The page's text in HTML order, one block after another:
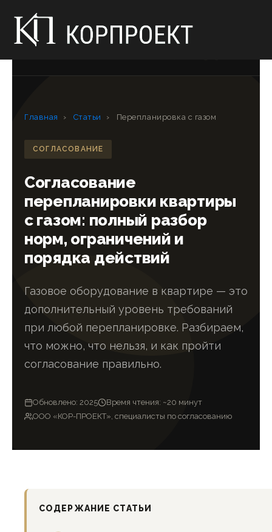
Главная › Статьи › Перепланировка с газом
СОГЛАСОВАНИЕ
Согласование
перепланировки квартиры
с газом: полный разбор
норм, ограничений и
порядка действий
Газовое оборудование в квартире — это
дополнительный уровень требований
при любой перепланировке. Разбираем,
что можно, что нельзя, и как пройти
согласование правильно.
Обновлено: 2025
Время чтения: ~20 минут
ООО «КОР-ПРОЕКТ», специалисты по согласованию
СОДЕРЖАНИЕ СТАТЬИ